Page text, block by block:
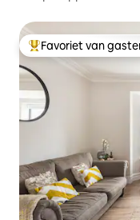
Topfavoriet van
Favoriet van